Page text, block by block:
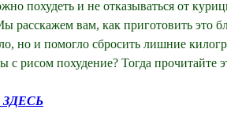
похудеть и не отказываться от
расскажем вам, как приготовить это
но и помогло сбросить лишние
с рисом похудение? Тогда прочитайте